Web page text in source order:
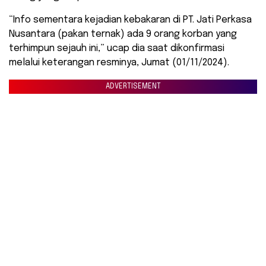
“Info sementara kejadian kebakaran di PT. Jati Perkasa
Nusantara (pakan ternak) ada 9 orang korban yang
terhimpun sejauh ini,” ucap dia saat dikonfirmasi
melalui keterangan resminya, Jumat (01/11/2024).
ADVERTISEMENT